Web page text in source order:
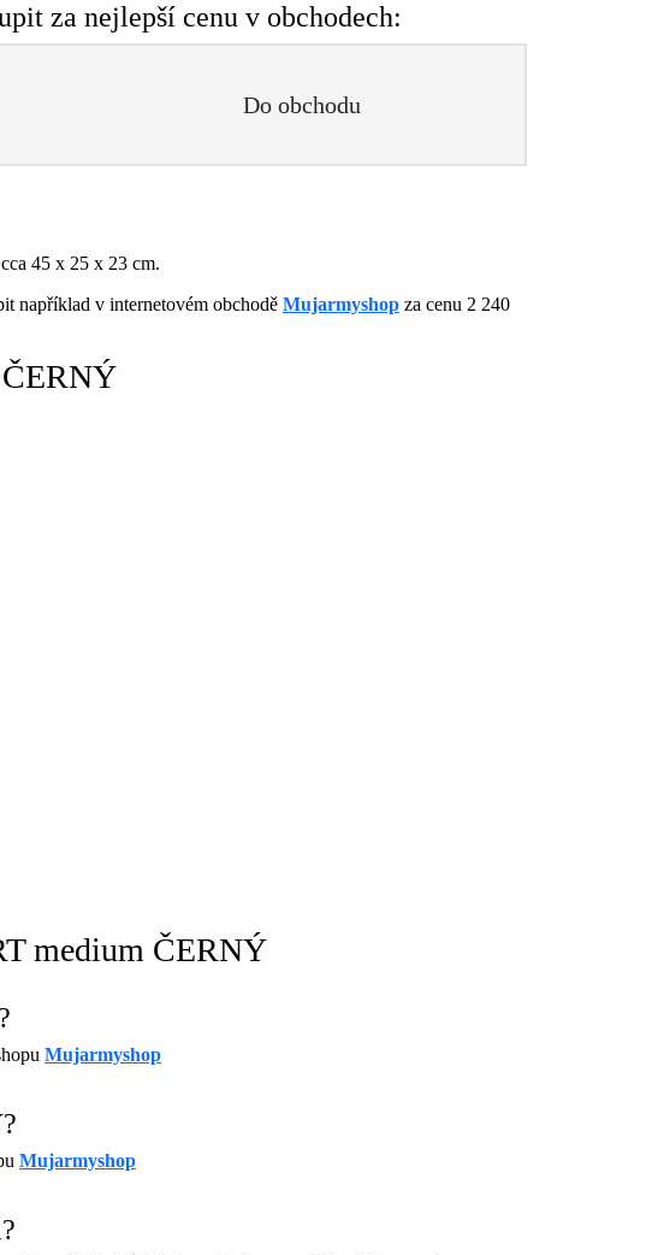
za nejlepší cenu v obchodech:
Do obchodu
45 x 25 x 23 cm.
například v internetovém obchodě Mujarmyshop za cenu 2 240
medium ČERNÝ
Mujarmyshop
Mujarmyshop